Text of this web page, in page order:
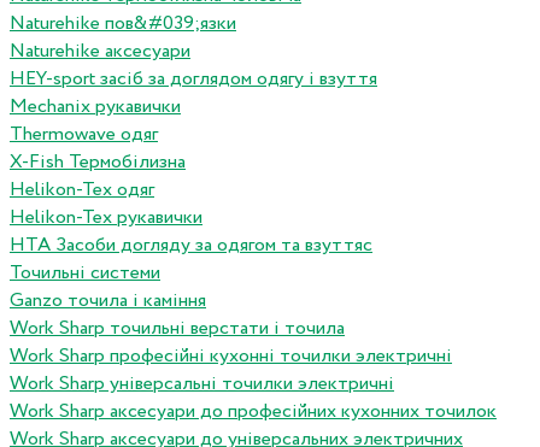
Naturehike пов&#039;язки
Naturehike аксесуари
HEY-sport засіб за доглядом одягу і взуття
Mechanix рукавички
Thermowave одяг
X-Fish Термобілизна
Helikon-Tex одяг
Helikon-Tex рукавички
HTA Засоби догляду за одягом та взуттяс
Точильні системи
Ganzo точила і каміння
Work Sharp точильні верстати і точила
Work Sharp професiйнi кухоннi точилки электричнi
Work Sharp унiверсальнi точилки электричнi
Work Sharp аксесуари до професiйних кухонних точилок
Work Sharp аксесуари до унiверсальних электричних